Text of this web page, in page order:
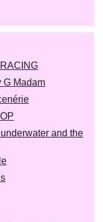
G Madam
and the